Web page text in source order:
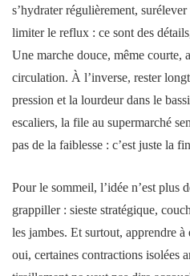
s’hydrater régulièrement,
limiter le reflux : ce sont des
Une marche douce, même courte,
circulation. À l’inverse, rester
pression et la lourdeur dans le
escaliers, la file au supermarché
pas de la faiblesse : c’est juste la
Pour le sommeil, l’idée n’est plus
grappiller : sieste stratégique,
les jambes. Et surtout, apprendre à
oui, certaines contractions isolées